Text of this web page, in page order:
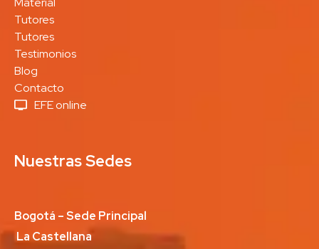
Tutores
Tutores
Testimonios
Blog
Contacto
EFE online
Nuestras Sedes
Bogotá – Sede Principal
La Castellana